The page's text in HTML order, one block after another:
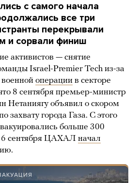
с самого начала
все три
перекрывали
и сорвали финиш
активистов — снятие
Israel-Premier Tech из-за
операции в секторе
8 сентября премьер-министр
Нетаниягу объявил о скором
захвату города Газа. С этого
больше 300
сентября ЦАХАЛ начал